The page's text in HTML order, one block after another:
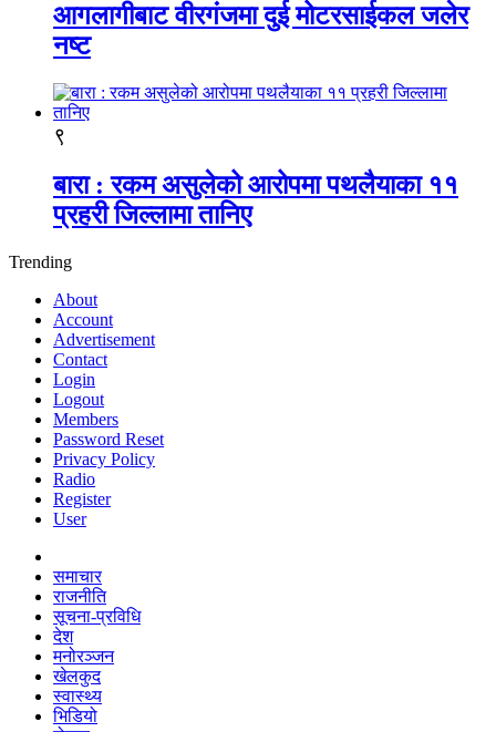
आगलागीबाट वीरगंजमा दुई मोटरसाईकल जलेर
नष्ट
९
बारा : रकम असुलेको आरोपमा पथलैयाका ११
प्रहरी जिल्लामा तानिए
Trending
About
Account
Advertisement
Contact
Login
Logout
Members
Password Reset
Privacy Policy
Radio
Register
User
समाचार
राजनीति
सूचना-प्रविधि
देश
मनोरञ्जन
खेलकुद
स्वास्थ्य
भिडियो